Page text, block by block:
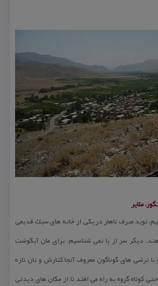
ملایر
نوید صرف ناهار در یكی از خانه های سبك قدیمی
دیگر سر از پا نمی شناسیم. برای مان آبگوشت
ترشی های گوناگون معروف آنجا كنارش و نان تازه
كوتاه گروه به راه می افتد تا از مكان های دیدنی